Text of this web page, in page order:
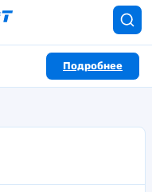
Подробнее